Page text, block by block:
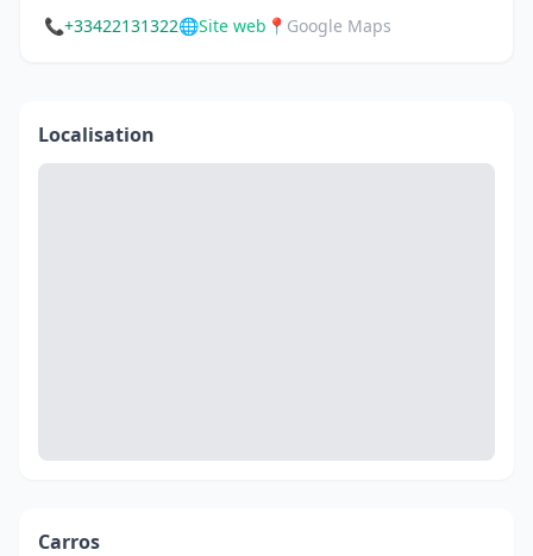
📞+33422131322🌐Site web 📍 Google Maps
Localisation
Carros